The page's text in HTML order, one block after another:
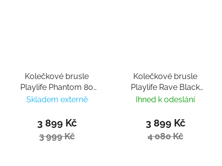
Kolečkové brusle
Playlife Phantom 80
Black
Skladem externě
3 899 Kč
3 999 Kč
Kolečkové brusle
Playlife Rave Black
Trinity 80
Ihned k odeslání
3 899 Kč
4 080 Kč